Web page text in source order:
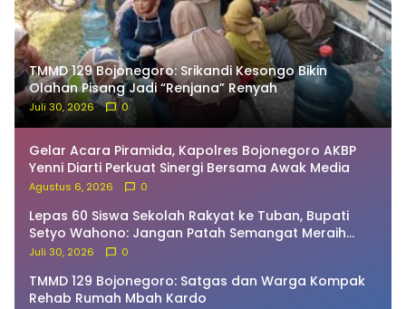
TMMD 129 Bojonegoro: Srikandi Kesongo Bikin
Olahan Pisang Jadi “Renjana” Renyah
Juli 30, 2026 0
Gelar Acara Piramida, Kapolres Bojonegoro AKBP
Yenni Diarti Perkuat Sinergi Bersama Awak Media
Agustus 6, 2026 0
Lepas 60 Siswa Sekolah Rakyat ke Tuban, Bupati
Setyo Wahono: Jangan Patah Semangat Meraih
Cita-Cita!
Juli 30, 2026 0
TMMD 129 Bojonegoro: Satgas dan Warga Kompak
Rehab Rumah Mbah Kardo